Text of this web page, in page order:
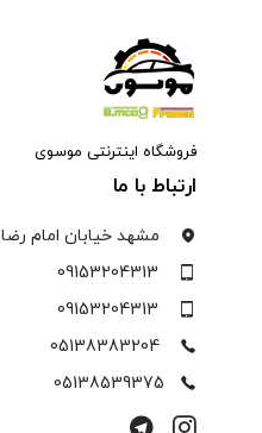
فروشگاه اینترنتی موسوی
ارتباط با ما
مشهد خیابان امام رضا
09153204313
09153204313
05138383204
05138539375